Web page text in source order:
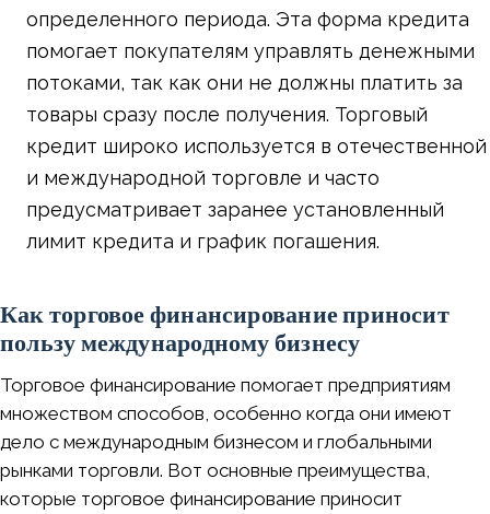
определенного периода. Эта форма кредита
помогает покупателям управлять денежными
потоками, так как они не должны платить за
товары сразу после получения. Торговый
кредит широко используется в отечественной
и международной торговле и часто
предусматривает заранее установленный
лимит кредита и график погашения.
Как торговое финансирование приносит
пользу международному бизнесу
Торговое финансирование помогает предприятиям
множеством способов, особенно когда они имеют
дело с международным бизнесом и глобальными
рынками торговли. Вот основные преимущества,
которые торговое финансирование приносит